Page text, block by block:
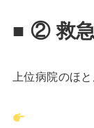
■ ② 救
上位病院のほと